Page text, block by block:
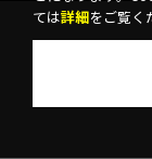
ては詳細 をご覧く